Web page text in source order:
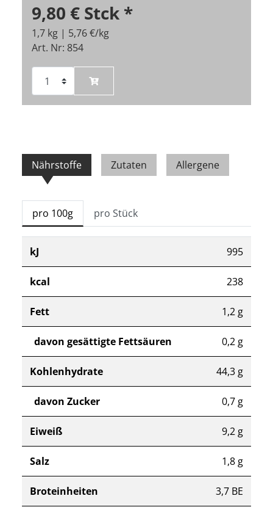
9,80 € Stck *
1,7 kg | 5,76 €/kg
Art. Nr: 854
Nährstoffe Zutaten Allergene
pro 100g pro Stück
kJ 995
kcal 238
Fett 1,2 g
davon gesättigte Fettsäuren 0,2 g
Kohlenhydrate 44,3 g
davon Zucker 0,7 g
Eiweiß 9,2 g
Salz 1,8 g
Broteinheiten 3,7 BE